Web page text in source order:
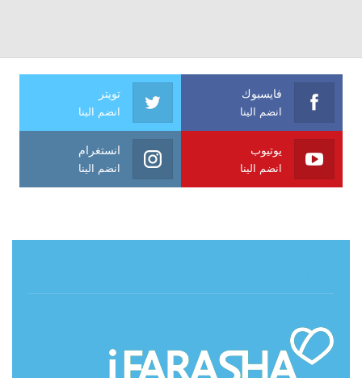
فايسبوك
انضم الينا
تويتر
انضم الينا
يوتيوب
انضم الينا
انستغرام
انضم الينا